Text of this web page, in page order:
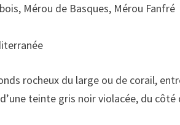
Mérou de Basques, Mérou Fanfré
rocheux du large ou de corail,
teinte gris noir violacée, du